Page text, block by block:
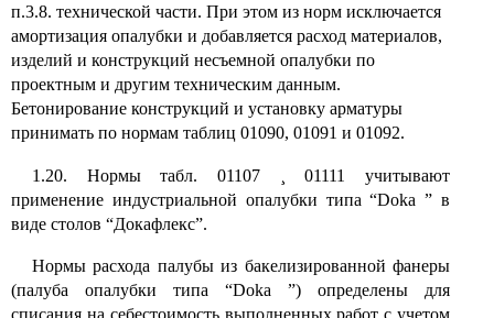
п.3.8. технической части. При этом из норм исключается
амортизация опалубки и добавляется расход материалов,
изделий и конструкций несъемной опалубки по
проектным и другим техническим данным.
Бетонирование конструкций и установку арматуры
принимать по нормам таблиц 01090, 01091 и 01092.
1.20. Нормы табл. 01107
01111 учитывают
применение индустриальной опалубки типа “Doka ” в
виде столов “Докафлекс”.
Нормы расхода палубы из бакелизированной фанеры
(палуба опалубки типа “Doka ”) определены для
списания на себестоимость выполненных работ с учетом